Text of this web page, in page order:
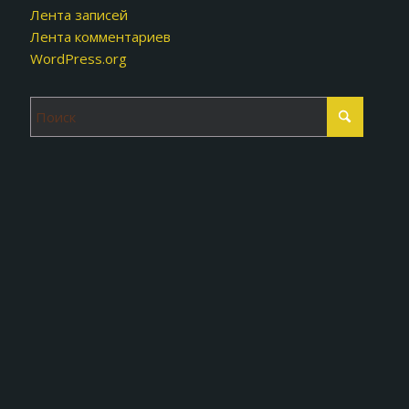
Лента записей
Лента комментариев
WordPress.org